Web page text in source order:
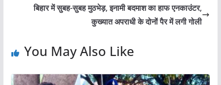
बिहार में सुबह-सुबह मुठभेड़, इनामी बदमाश का हाफ एनकाउंटर,
कुख्यात अपराधी के दोनों पैर में लगी गोली
You May Also Like